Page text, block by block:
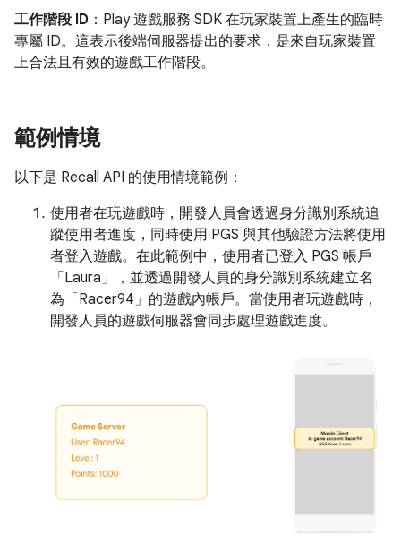
工作階段 ID ：Play 遊戲服務 SDK 在玩家裝置上產生的臨時
專屬 ID。這表示後端伺服器提出的要求，是來自玩家裝置
上合法且有效的遊戲工作階段。
範例情境
以下是 Recall API 的使用情境範例：
使用者在玩遊戲時，開發人員會透過身分識別系統追
蹤使用者進度，同時使用 PGS 與其他驗證方法將使用
者登入遊戲。在此範例中，使用者已登入 PGS 帳戶
「Laura」
，並透過開發人員的身分識別系統建立名
為「Racer94」 的遊戲內帳戶。當使用者玩遊戲時，
開發人員的遊戲伺服器會同步處理遊戲進度。